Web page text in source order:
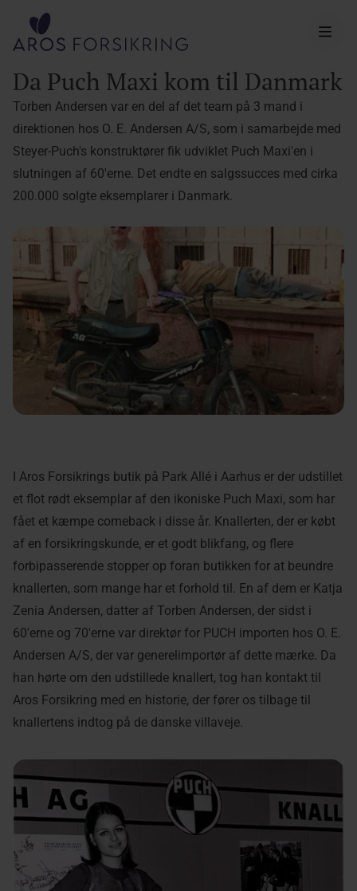
Aros Forsikring
Da Puch Maxi kom til Danmark
Torben Andersen var en del af det team på 3 mand i
direktionen hos O. E. Andersen A/S, som i samarbejde med
Steyer-Puch's konstruktører fik udviklet Puch Maxi'en i
slutningen af 60'erne. Det endte en salgssucces med cirka
200.000 solgte eksemplarer i Danmark.
I Aros Forsikrings butik på Park Allé i Aarhus er der udstillet
et flot rødt eksemplar af den ikoniske Puch Maxi, som har
fået et kæmpe comeback i disse år. Knallerten, der er købt
af en forsikringskunde, er et godt blikfang, og flere
forbipasserende stopper op foran butikken for at beundre
knallerten, som mange har et forhold til. En af dem er Katja
Zenia Andersen, datter af Torben Andersen, der sidst i
60'erne og 70'erne var direktør for PUCH importen hos O. E.
Andersen A/S, der var generelimportør af dette mærke. Da
han hørte om den udstillede knallert, tog han kontakt til
Aros Forsikring med en historie, der fører os tilbage til
knallertens indtog på de danske villaveje.